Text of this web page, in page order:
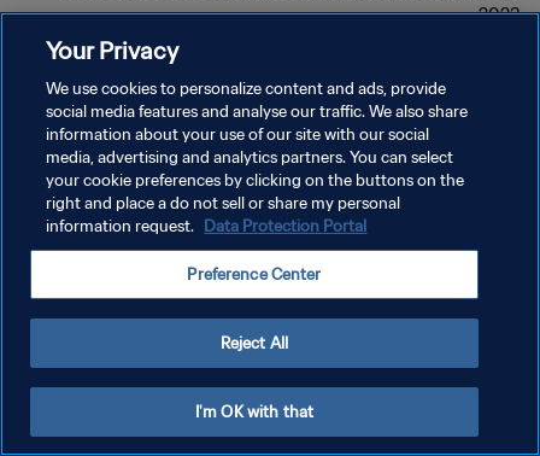
2023
سياسة الخصوصية
إدارة تفضيلات ملفات تعريف الارتباط
Your Privacy
We use cookies to personalize content and ads, provide
social media features and analyse our traffic. We also share
information about your use of our site with our social
media, advertising and analytics partners. You can select
your cookie preferences by clicking on the buttons on the
right and place a do not sell or share my personal
information request. Data Protection Portal
Preference Center
Reject All
I'm OK with that